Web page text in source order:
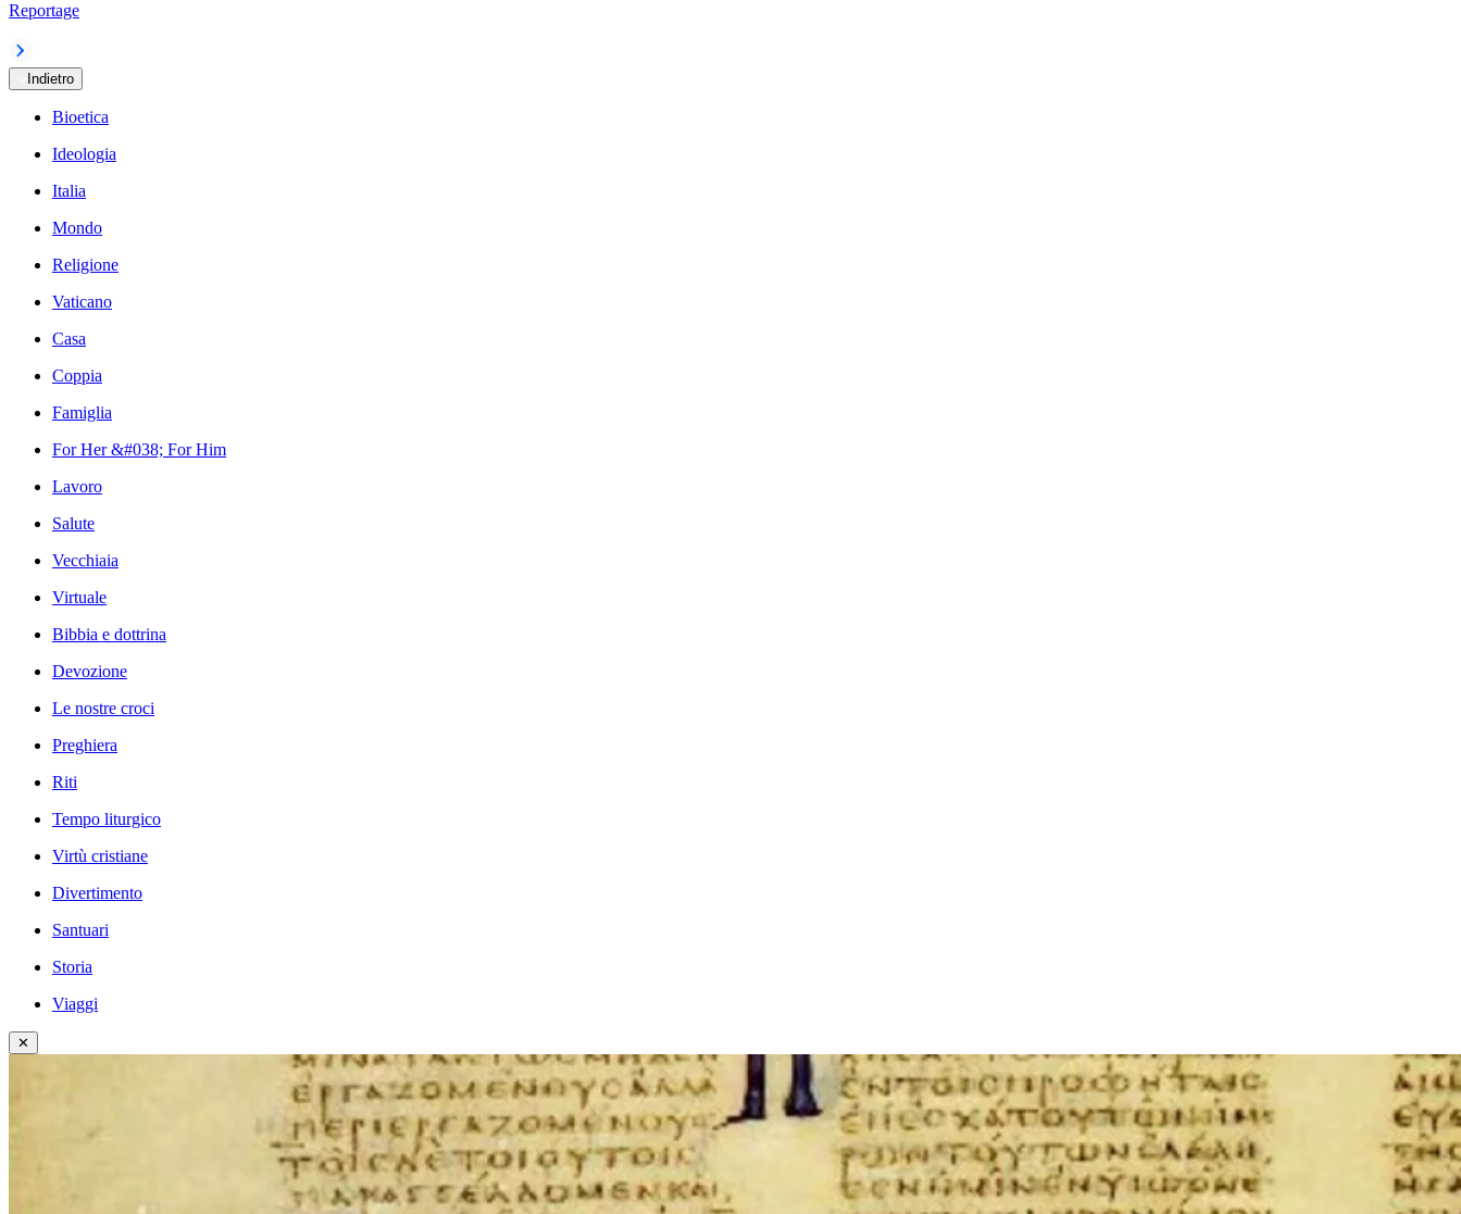
Reportage
Indietro
Bioetica
Ideologia
Italia
Mondo
Religione
Vaticano
Casa
Coppia
Famiglia
For Her &#038; For Him
Lavoro
Salute
Vecchiaia
Virtuale
Bibbia e dottrina
Devozione
Le nostre croci
Preghiera
Riti
Tempo liturgico
Virtù cristiane
Divertimento
Santuari
Storia
Viaggi
✕